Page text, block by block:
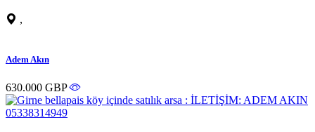
,
Adem Akın
630.000 GBP